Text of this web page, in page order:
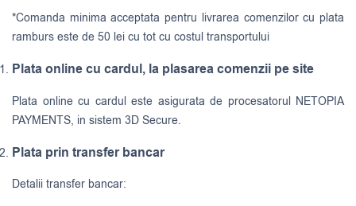
*Comanda minima acceptata pentru livrarea comenzilor cu plata
ramburs este de 50 lei cu tot cu costul transportului
Plata online cu cardul, la plasarea comenzii pe site
Plata online cu cardul este asigurata de procesatorul NETOPIA
PAYMENTS, in sistem 3D Secure.
Plata prin transfer bancar
Detalii transfer bancar: